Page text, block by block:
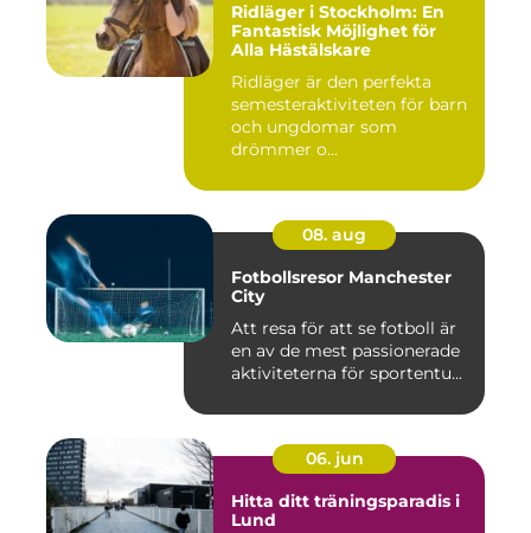
Ridläger i Stockholm: En
Fantastisk Möjlighet för
Alla Hästälskare
Ridläger är den perfekta
semesteraktiviteten för barn
och ungdomar som
drömmer o...
08. aug
Fotbollsresor Manchester
City
Att resa för att se fotboll är
en av de mest passionerade
aktiviteterna för sportentu...
06. jun
Hitta ditt träningsparadis i
Lund